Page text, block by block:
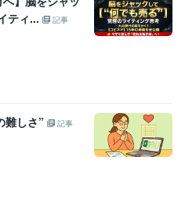
ティ...
記事
難しさ”
記事